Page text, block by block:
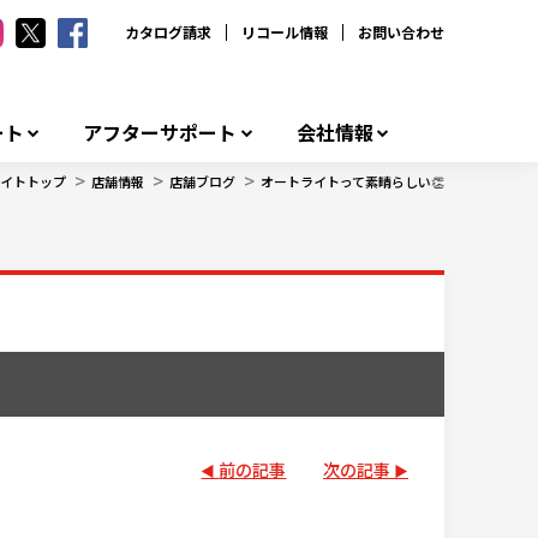
カタログ請求 リコール情報 お問い合わせ
アフターサポート 会社情報
トトップ > 店舗情報 > 店舗ブログ > オートライトって素晴らしい👏
前の記事 次の記事